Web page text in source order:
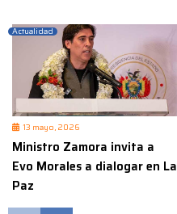
Actualidad
13 mayo, 2026
Ministro Zamora invita a
Evo Morales a dialogar en La
Paz